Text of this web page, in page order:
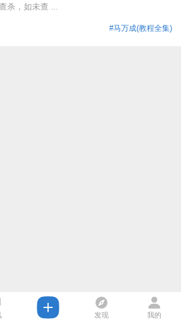
杀，如未查 ...
#马万成(教程全集)
发现 我的